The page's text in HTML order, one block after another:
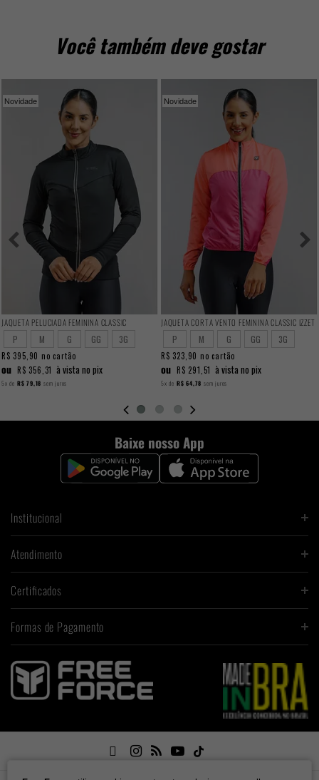
Você também deve gostar
Novidade
JAQUETA PELUCIADA FEMININA CLASSIC
P M G GG 3G
R$ 395,90 no cartão
ou R$ 356,31 à vista no pix
5x de R$ 79,18 sem juros
Novidade
JAQUETA CORTA VENTO FEMININA CLASSIC IZZET
P M G GG 3G
R$ 323,90 no cartão
ou R$ 291,51 à vista no pix
5x de R$ 64,78 sem juros
Baixe nosso App
Institucional
Atendimento
Certificados
Formas de Pagamento
